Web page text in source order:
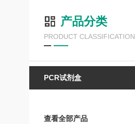
产品分类
PRODUCT CLASSIFICATION
PCR试剂盒
查看全部产品